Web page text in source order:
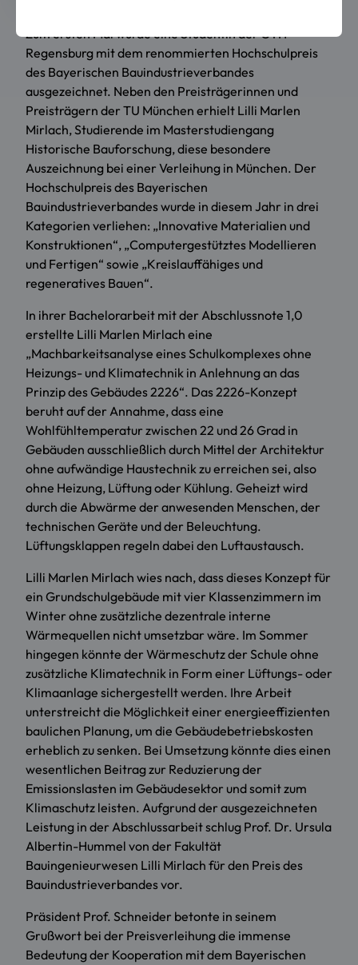
Zum ersten Mal wurde eine Studentin der OTH
Regensburg mit dem renommierten Hochschulpreis
des Bayerischen Bauindustrieverbandes
ausgezeichnet. Neben den Preisträgerinnen und
Preisträgern der TU München erhielt Lilli Marlen
Mirlach, Studierende im Masterstudiengang
Historische Bauforschung, diese besondere
Auszeichnung bei einer Verleihung in München. Der
Hochschulpreis des Bayerischen
Bauindustrieverbandes wurde in diesem Jahr in drei
Kategorien verliehen: „Innovative Materialien und
Konstruktionen“, „Computergestütztes Modellieren
und Fertigen“ sowie „Kreislauffähiges und
regeneratives Bauen“.
In ihrer Bachelorarbeit mit der Abschlussnote 1,0
erstellte Lilli Marlen Mirlach eine
„Machbarkeitsanalyse eines Schulkomplexes ohne
Heizungs- und Klimatechnik in Anlehnung an das
Prinzip des Gebäudes 2226“. Das 2226-Konzept
beruht auf der Annahme, dass eine
Wohlfühltemperatur zwischen 22 und 26 Grad in
Gebäuden ausschließlich durch Mittel der Architektur
ohne aufwändige Haustechnik zu erreichen sei, also
ohne Heizung, Lüftung oder Kühlung. Geheizt wird
durch die Abwärme der anwesenden Menschen, der
technischen Geräte und der Beleuchtung.
Lüftungsklappen regeln dabei den Luftaustausch.
Lilli Marlen Mirlach wies nach, dass dieses Konzept für
ein Grundschulgebäude mit vier Klassenzimmern im
Winter ohne zusätzliche dezentrale interne
Wärmequellen nicht umsetzbar wäre. Im Sommer
hingegen könnte der Wärmeschutz der Schule ohne
zusätzliche Klimatechnik in Form einer Lüftungs- oder
Klimaanlage sichergestellt werden. Ihre Arbeit
unterstreicht die Möglichkeit einer energieeffizienten
baulichen Planung, um die Gebäudebetriebskosten
erheblich zu senken. Bei Umsetzung könnte dies einen
wesentlichen Beitrag zur Reduzierung der
Emissionslasten im Gebäudesektor und somit zum
Klimaschutz leisten. Aufgrund der ausgezeichneten
Leistung in der Abschlussarbeit schlug Prof. Dr. Ursula
Albertin-Hummel von der Fakultät
Bauingenieurwesen Lilli Mirlach für den Preis des
Bauindustrieverbandes vor.
Präsident Prof. Schneider betonte in seinem
Grußwort bei der Preisverleihung die immense
Bedeutung der Kooperation mit dem Bayerischen